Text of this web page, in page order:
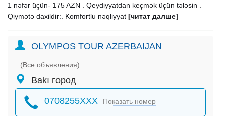
1 nəfər üçün- 175 AZN . Qeydiyyatdan keçmək üçün tələsin .
Qiymətə daxildir:. Komfortlu nəqliyyat [читат далше]
OLYMPOS TOUR AZERBAIJAN
(Все объявления)
Bakı город
0708255XXX Показать номер